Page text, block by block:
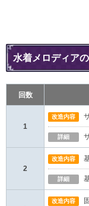
水着メロディア
回数
1
改造内容
詳細
2
改造内容
詳細
改造内容